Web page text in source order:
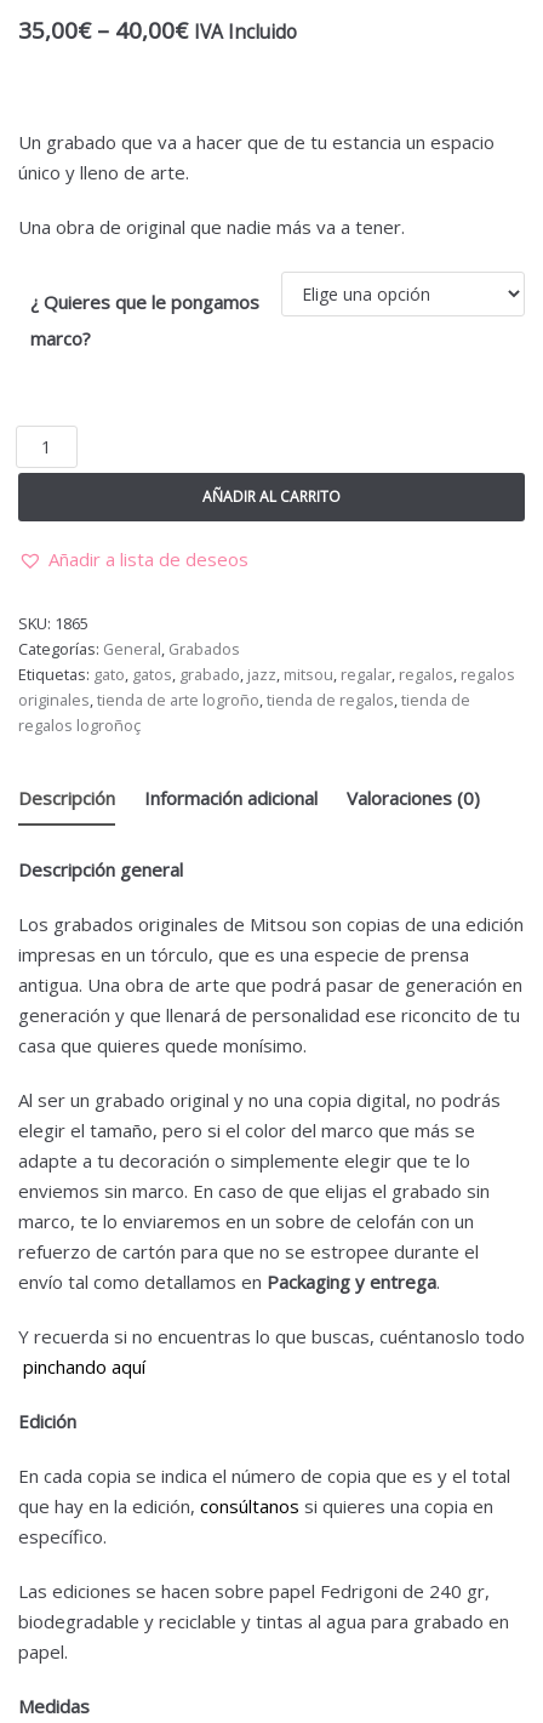
35,00€– 40,00€ IVA Incluido
Un grabado que va a hacer que de tu estancia un espacio
único y lleno de arte.
Una obra de original que nadie más va a tener.
¿ Quieres que le pongamos
marco?
AÑADIR AL CARRITO
Añadir a lista de deseos
SKU: 1865
Categorías: General, Grabados
Etiquetas: gato, gatos, grabado, jazz, mitsou, regalar, regalos, regalos
originales,tienda de arte logroño,tienda de regalos,tienda de
regalos logroñoç
Descripción Información adicional Valoraciones (0)
Descripción general
Los grabados originales de Mitsou son copias de una edición
impresas en un tórculo, que es una especie de prensa
antigua. Una obra de arte que podrá pasar de generación en
generación y que llenará de personalidad ese riconcito de tu
casa que quieres quede monísimo.
Al ser un grabado original y no una copia digital, no podrás
elegir el tamaño, pero si el color del marco que más se
adapte a tu decoración o simplemente elegir que te lo
enviemos sin marco. En caso de que elijas el grabado sin
marco, te lo enviaremos en un sobre de celofán con un
refuerzo de cartón para que no se estropee durante el
envío tal como detallamos en Packaging y entrega.
Y recuerda si no encuentras lo que buscas, cuéntanoslo todo
pinchando aquí
Edición
En cada copia se indica el número de copia que es y el total
que hay en la edición, consúltanos si quieres una copia en
específico.
Las ediciones se hacen sobre papel Fedrigoni de 240 gr,
biodegradable y reciclable y tintas al agua para grabado en
papel.
Medidas